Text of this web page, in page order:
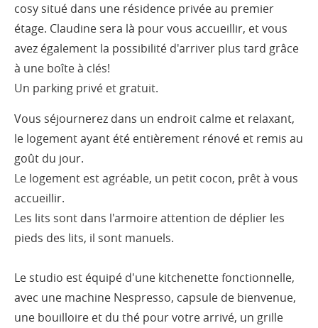
cosy situé dans une résidence privée au premier
étage. Claudine sera là pour vous accueillir, et vous
avez également la possibilité d'arriver plus tard grâce
à une boîte à clés!
Un parking privé et gratuit.
Vous séjournerez dans un endroit calme et relaxant,
le logement ayant été entièrement rénové et remis au
goût du jour.
Le logement est agréable, un petit cocon, prêt à vous
accueillir.
Les lits sont dans l'armoire attention de déplier les
pieds des lits, il sont manuels.
Le studio est équipé d'une kitchenette fonctionnelle,
avec une machine Nespresso, capsule de bienvenue,
une bouilloire et du thé pour votre arrivé, un grille